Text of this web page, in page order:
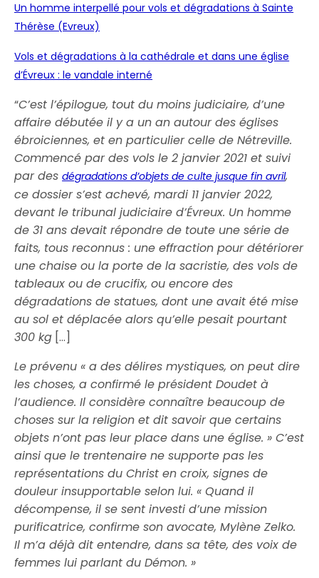
Un homme interpellé pour vols et dégradations à Sainte
Thérèse (Evreux)
Vols et dégradations à la cathédrale et dans une église
d’Évreux : le vandale interné
“C’est l’épilogue, tout du moins judiciaire, d’une
affaire débutée il y a un an autour des églises
ébroiciennes, et en particulier celle de Nétreville.
Commencé par des vols le 2 janvier 2021 et suivi
par desdégradations d’objets de culte jusque fin avril,
ce dossier s’est achevé, mardi 11 janvier 2022,
devant le tribunal judiciaire d’Évreux. Un homme
de 31 ans devait répondre de toute une série de
faits, tous reconnus : une effraction pour détériorer
une chaise ou la porte de la sacristie, des vols de
tableaux ou de crucifix, ou encore des
dégradations de statues, dont une avait été mise
au sol et déplacée alors qu’elle pesait pourtant
300 kg […]
Le prévenu « a des délires mystiques, on peut dire
les choses, a confirmé le président Doudet à
l’audience. Il considère connaître beaucoup de
choses sur la religion et dit savoir que certains
objets n’ont pas leur place dans une église. » C’est
ainsi que le trentenaire ne supporte pas les
représentations du Christ en croix, signes de
douleur insupportable selon lui. « Quand il
décompense, il se sent investi d’une mission
purificatrice, confirme son avocate, Mylène Zelko.
Il m’a déjà dit entendre, dans sa tête, des voix de
femmes lui parlant du Démon. »